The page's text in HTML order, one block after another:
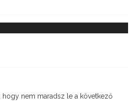
hogy nem maradsz le a következő